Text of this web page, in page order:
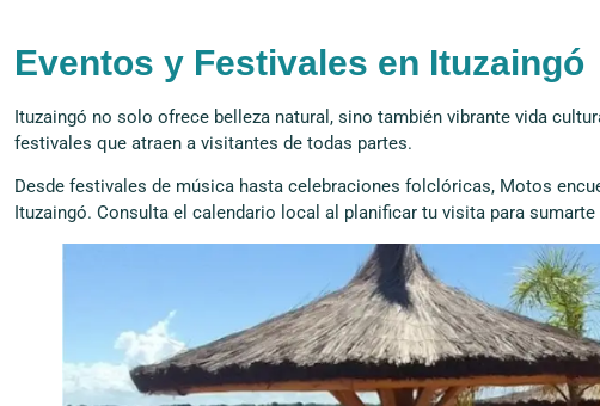
Eventos y Festivales en Ituzaingó
Ituzaingó no solo ofrece belleza natural, sino también vibrante vida
festivales que atraen a visitantes de todas partes.
Desde festivales de música hasta celebraciones folclóricas, Motos
Ituzaingó. Consulta el calendario local al planificar tu visita para